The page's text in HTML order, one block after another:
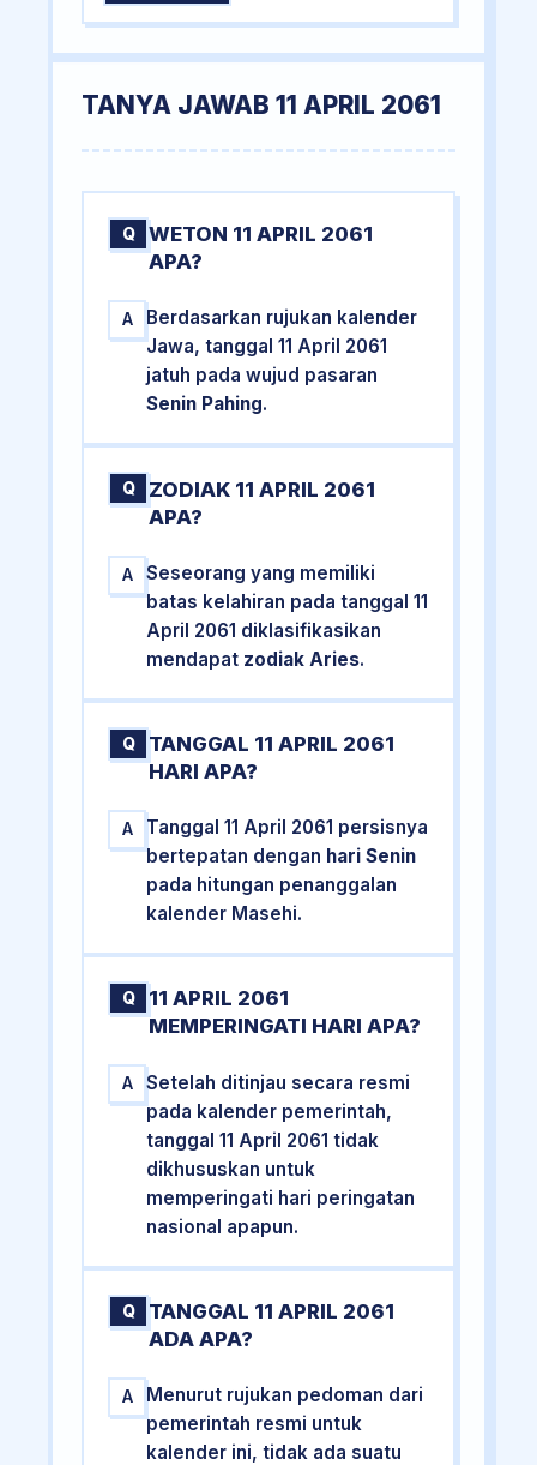
TANYA JAWAB 11 APRIL 2061
Q
WETON 11 APRIL 2061
APA?
A
Berdasarkan rujukan kalender
Jawa, tanggal 11 April 2061
jatuh pada wujud pasaran
Senin Pahing.
Q
ZODIAK 11 APRIL 2061
APA?
A
Seseorang yang memiliki
batas kelahiran pada tanggal 11
April 2061 diklasifikasikan
mendapat zodiak Aries.
Q
TANGGAL 11 APRIL 2061
HARI APA?
A
Tanggal 11 April 2061 persisnya
bertepatan dengan hari Senin
pada hitungan penanggalan
kalender Masehi.
Q
11 APRIL 2061
MEMPERINGATI HARI APA?
A
Setelah ditinjau secara resmi
pada kalender pemerintah,
tanggal 11 April 2061 tidak
dikhususkan untuk
memperingati hari peringatan
nasional apapun.
Q
TANGGAL 11 APRIL 2061
ADA APA?
A
Menurut rujukan pedoman dari
pemerintah resmi untuk
kalender ini, tidak ada suatu